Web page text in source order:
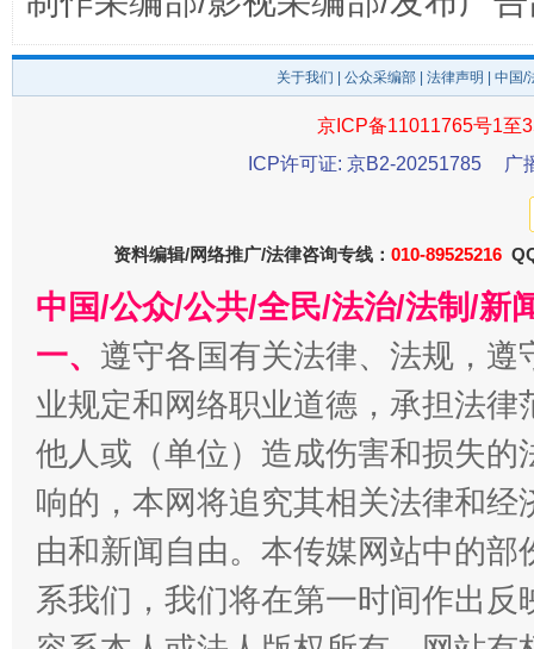
受贿1.44亿！段成刚被判无期 从幼
全民健身五年计划来了！等你上场
关于我们 公众采编部 法律声明 | 中国
京ICP备11011765号1至
ICP许可证: 京B2-20251785
广
资料编辑/网络推广/法律咨询专线： 010-89525216
中国/公众/公共/全民/法治/法制/新
一、 遵守各国有关法律、法规，
业规定和网络职业道德，承担法
他人或（单位）造成伤害和损失
响的，本网将追究其相关法律和
由和新闻自由。本传媒网站中的
系我们，我们将在第一时间作出